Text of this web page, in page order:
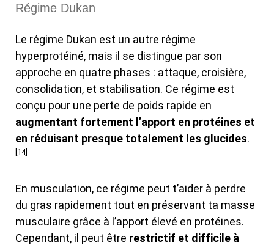
Régime Dukan
Le régime Dukan est un autre régime
hyperprotéiné, mais il se distingue par son
approche en quatre phases : attaque, croisière,
consolidation, et stabilisation. Ce régime est
conçu pour une perte de poids rapide en
augmentant fortement l’apport en protéines et
en réduisant presque totalement les glucides.
[14]
En musculation, ce régime peut t’aider à perdre
du gras rapidement tout en préservant ta masse
musculaire grâce à l’apport élevé en protéines.
Cependant, il peut être restrictif et difficile à